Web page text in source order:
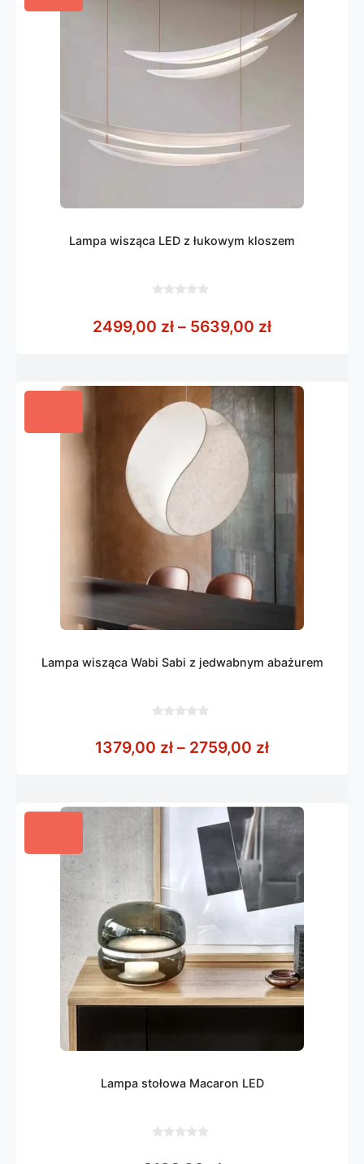
Lampa wisząca LED z łukowym kloszem
5
2499,00 zł – 5639,00 złZakres cen:
Lampa wisząca Wabi Sabi z jedwabnym abażurem
5
1379,00 zł – 2759,00 złZakres cen:
Lampa stołowa Macaron LED